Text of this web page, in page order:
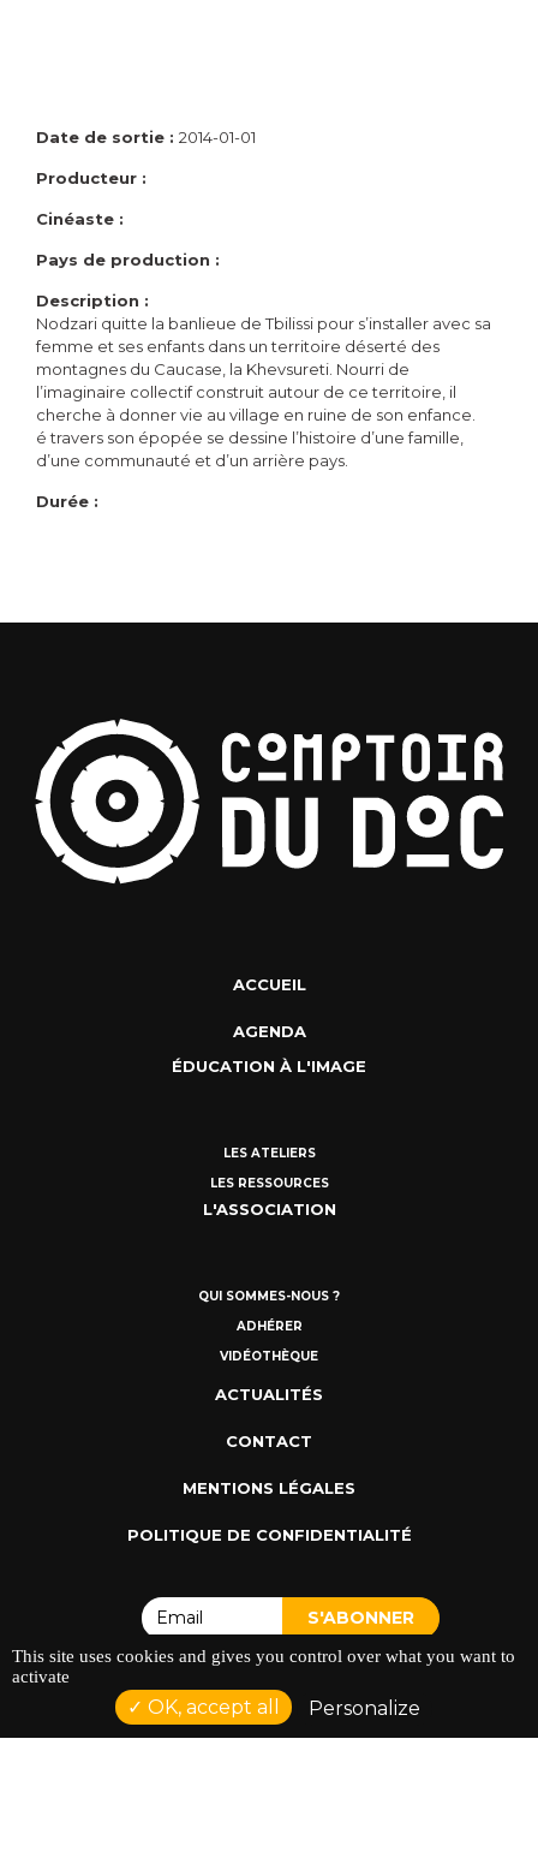
Date de sortie : 2014-01-01
Producteur :
Cinéaste :
Pays de production :
Description :
Nodzari quitte la banlieue de Tbilissi pour s’installer avec sa
femme et ses enfants dans un territoire déserté des
montagnes du Caucase, la Khevsureti. Nourri de
l’imaginaire collectif construit autour de ce territoire, il
cherche à donner vie au village en ruine de son enfance.
é travers son épopée se dessine l’histoire d’une famille,
d’une communauté et d’un arrière pays.
Durée :
ACCUEIL
AGENDA
ÉDUCATION À L'IMAGE
LES ATELIERS
LES RESSOURCES
L'ASSOCIATION
QUI SOMMES-NOUS ?
ADHÉRER
VIDÉOTHÈQUE
ACTUALITÉS
CONTACT
MENTIONS LÉGALES
POLITIQUE DE CONFIDENTIALITÉ
ADRESSE : 128 AVENUE DU SERGENT MAGINOT 35000
RENNES
This site uses cookies and gives you control over what you want to
activate
OK, accept all Personalize